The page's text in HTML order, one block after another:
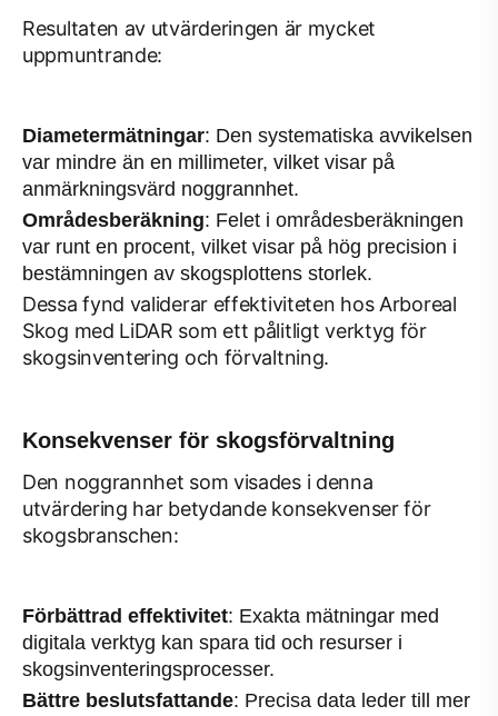
Resultaten av utvärderingen är mycket
uppmuntrande:
Diametermätningar: Den systematiska avvikelsen
var mindre än en millimeter, vilket visar på
anmärkningsvärd noggrannhet.
Områdesberäkning: Felet i områdesberäkningen
var runt en procent, vilket visar på hög precision i
bestämningen av skogsplottens storlek.
Dessa fynd validerar effektiviteten hos Arboreal
Skog med LiDAR som ett pålitligt verktyg för
skogsinventering och förvaltning.
Konsekvenser för skogsförvaltning
Den noggrannhet som visades i denna
utvärdering har betydande konsekvenser för
skogsbranschen:
Förbättrad effektivitet: Exakta mätningar med
digitala verktyg kan spara tid och resurser i
skogsinventeringsprocesser.
Bättre beslutsfattande: Precisa data leder till mer